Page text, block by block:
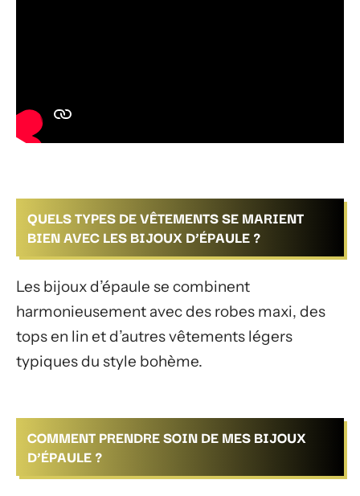
QUELS TYPES DE VÊTEMENTS SE MARIENT
BIEN AVEC LES BIJOUX D’ÉPAULE ?
Les bijoux d’épaule se combinent
harmonieusement avec des robes maxi, des
tops en lin et d’autres vêtements légers
typiques du style bohème.
COMMENT PRENDRE SOIN DE MES BIJOUX
D’ÉPAULE ?